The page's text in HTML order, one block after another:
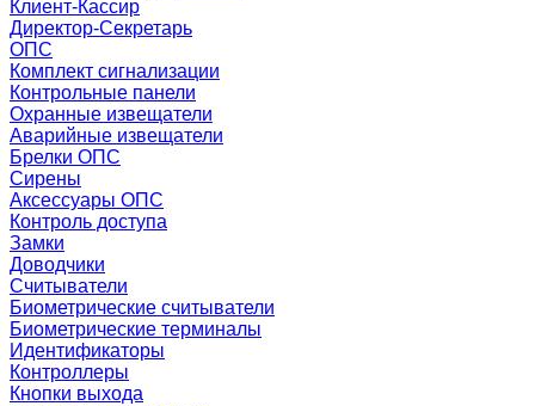
Клиент-Кассир
Директор-Секретарь
ОПС
Комплект сигнализации
Контрольные панели
Охранные извещатели
Аварийные извещатели
Брелки ОПС
Сирены
Аксессуары ОПС
Контроль доступа
Замки
Доводчики
Считыватели
Биометрические считыватели
Биометрические терминалы
Идентификаторы
Контроллеры
Кнопки выхода